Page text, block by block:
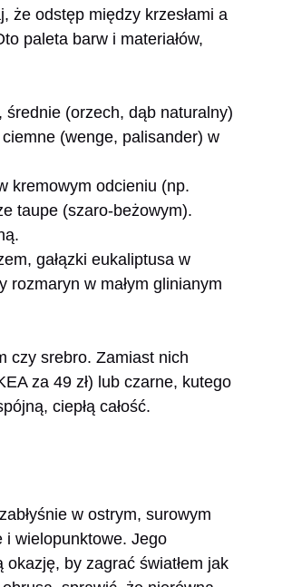
że odstęp między krzesłami a
paleta barw i materiałów,
(orzech, dąb naturalny)
ciemne (wenge, palisander) w
kremowym odcieniu (np.
taupe (szaro-beżowym).
gałązki eukaliptusa w
w małym glinianym
czy srebro. Zamiast nich
za 49 zł) lub czarne, kutego
ciepłą całość.
w ostrym, surowym
i wielopunktowe. Jego
by zagrać światłem jak